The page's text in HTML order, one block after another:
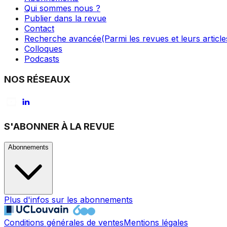
Qui sommes nous ?
Publier dans la revue
Contact
Recherche avancée(Parmi les revues et leurs
Colloques
Podcasts
NOS RÉSEAUX
S'ABONNER À LA REVUE
Abonnements
Plus d'infos sur les abonnements
Conditions générales de ventesMentions légales